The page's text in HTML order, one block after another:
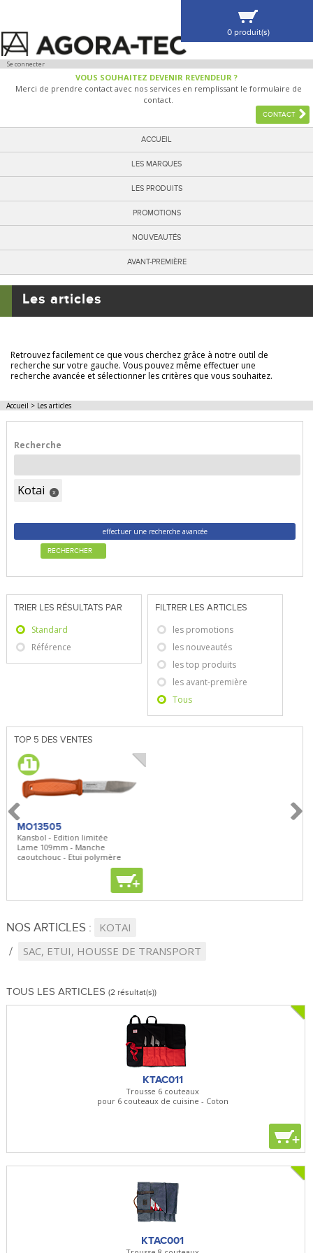
Se connecter
VOUS SOUHAITEZ DEVENIR REVENDEUR ?
Merci de prendre contact avec nos services en remplissant le formulaire de
contact.
CONTACT
ACCUEIL
LES MARQUES
LES PRODUITS
PROMOTIONS
NOUVEAUTÉS
AVANT-PREMIÈRE
0 produit(s)
VOIR MA SÉLECTION
Les articles
Retrouvez facilement ce que vous cherchez grâce à notre outil de
recherche sur votre gauche. Vous pouvez même effectuer une
recherche avancée et sélectionner les critères que vous souhaitez.
Accueil > Les articles
Recherche
Kotai x
effectuer une recherche avancée
RECHERCHER
TRIER LES RÉSULTATS PAR
Standard
Référence
FILTRER LES ARTICLES
les promotions
les nouveautés
les top produits
les avant-première
Tous
TOP 5 DES VENTES
MO13505
Kansbol - Edition limitée
Lame 109mm - Manche
caoutchouc - Etui polymère
+
NOS ARTICLES :
KOTAI
SAC, ETUI, HOUSSE DE TRANSPORT
TOUS LES ARTICLES (2 résultat(s))
KTAC011
Trousse 6 couteaux
pour 6 couteaux de cuisine - Coton
+
KTAC001